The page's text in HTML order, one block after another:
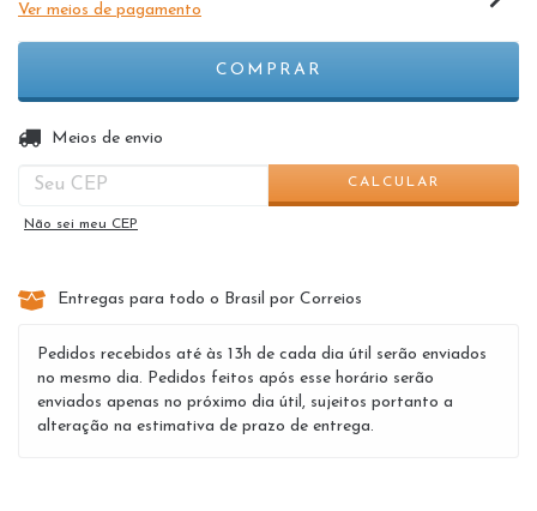
Ver meios de pagamento
Entregas para o CEP:
Meios de envio
CALCULAR
Não sei meu CEP
Entregas para todo o Brasil por Correios
Pedidos recebidos até às 13h de cada dia útil serão enviados
no mesmo dia. Pedidos feitos após esse horário serão
enviados apenas no próximo dia útil, sujeitos portanto a
alteração na estimativa de prazo de entrega.